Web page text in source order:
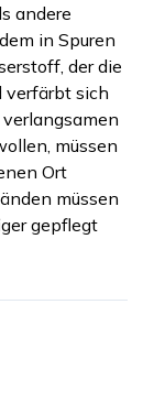
andere
in Spuren
der die
verfärbt sich
müssen
Ort
müssen
gepflegt